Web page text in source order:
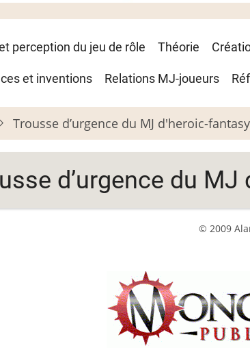
perception du jeu de rôle Théorie
et inventions Relations MJ-joueurs
Trousse d’urgence du MJ d'heroic-fantasy
d’urgence du
© 2009